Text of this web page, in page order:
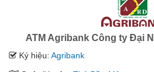
ATM Agribank Công ty Đại
Ký hiệu: Agribank